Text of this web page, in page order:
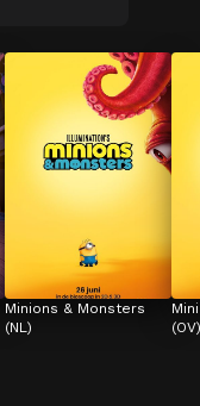
Minions & Monsters
(NL)
(OV)